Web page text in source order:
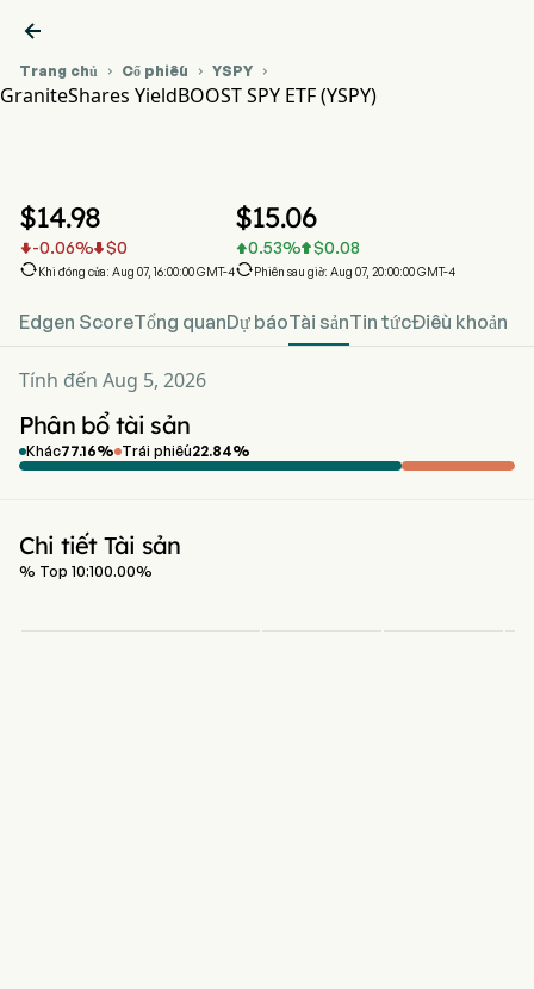

Trang chủ  Cổ phiếu  YSPY 
GraniteShares YieldBOOST SPY ETF (YSPY)
$14.98
-0.06% $0
Khi đóng cửa: Aug 07, 16:00:00 GMT-4
$15.06
0.53% $0.08
Phiên sau giờ: Aug 07, 20:00:00 GMT-4
Edgen ScoreTổng quanDự báoTài sảnTin tứcĐiều khoản
Tính đến Aug 5, 2026
Phân bổ tài sản
Khác77.16% Trái phiếu22.84%
Chi tiết Tài sản
% Top 10:100.00%